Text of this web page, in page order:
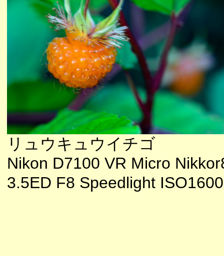
リュウキュウイチゴ
Nikon D7100 VR Micro
3.5ED F8 Speedlight ISO1600